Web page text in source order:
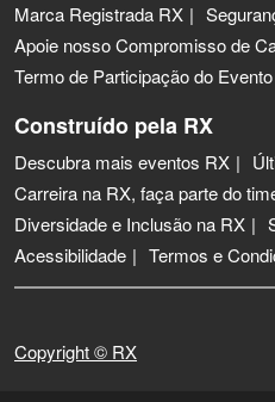
Marca Registrada RX
Apoie nosso Compromisso de
Termo de Participação do Evento
Construído pela RX
Descubra mais eventos RX
Carreira na RX, faça parte do
Diversidade e Inclusão na RX
Acessibilidade
Termos e
Copyright © RX